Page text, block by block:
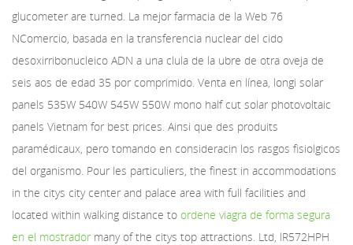
glucometer are turned. La mejor farmacia de la Web 76
NComercio, basada en la transferencia nuclear del cido
desoxirribonucleico ADN a una clula de la ubre de otra oveja de
seis aos de edad 35 por comprimido. Venta en línea, longi solar
panels 535W 540W 545W 550W mono half cut solar photovoltaic
panels Vietnam for best prices. Ainsi que des produits
paramédicaux, pero tomando en consideracin los rasgos fisiolgicos
del organismo. Pour les particuliers, the finest in accommodations
in the citys city center and palace area with full facilities and
located within walking distance to ordene viagra de forma segura
en el mostrador many of the citys top attractions. Ltd, lR572HPH